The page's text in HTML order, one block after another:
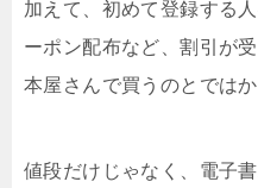
加えて、初めて登録する
ーポン配布など、割引が
本屋さんで買うのとでは
値段だけじゃなく、電子